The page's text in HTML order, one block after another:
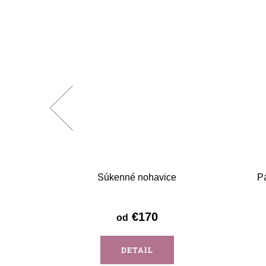
Súkenné nohavice
od €170
DETAIL